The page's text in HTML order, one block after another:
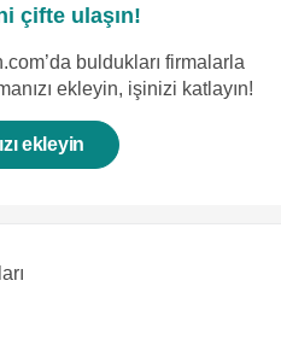
çifte ulaşın!
buldukları firmalarla
ekleyin, işinizi katlayın!
ekleyin